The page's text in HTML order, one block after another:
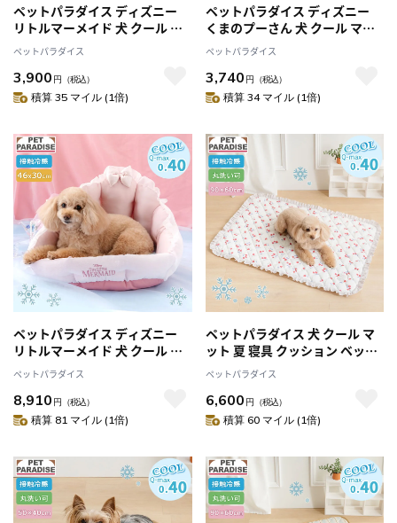
ペットパラダイス ディズニー
リトルマーメイド 犬 クール マ
ット 夏 寝具 クッション ベッド
アリエル クールマット
（50×40cm） 小型犬 ペットベ
ッド ペットソファー ペットク
ペットパラダイス
3,900 円 （税込）
積算 35 マイル (1倍)
ペットパラダイス ディズニー
くまのプーさん 犬 クール マッ
ト 夏 寝具 クッション ベッド の
んびり柄 クールマット
（50×40cm） 小型犬 ペットベ
ッド ペットソファー ペットク
ペットパラダイス
3,740 円 （税込）
積算 34 マイル (1倍)
ペットパラダイス ディズニー
リトルマーメイド 犬 クール ベ
ッド 夏 寝具 クッション アリエ
ル シェル カドラー
（46×33cm） ペットベッド ペ
ットソファー ペットクッション
ペットパラダイス
8,910 円 （税込）
積算 81 マイル (1倍)
ペットパラダイス 犬 クール マ
ット 夏 寝具 クッション ベッド
苺花柄 クールマット
（90×60cm） 小型犬 中型犬
ペットベッド ペットソファー
ペットクッション 涼しい ひん
ペットパラダイス
6,600 円 （税込）
積算 60 マイル (1倍)